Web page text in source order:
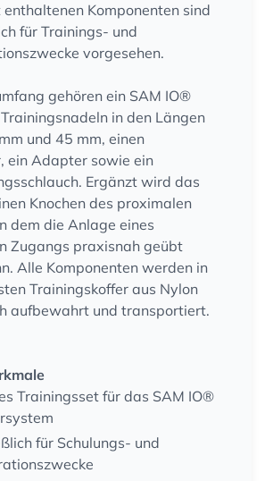
Komponenten sind
für Trainings- und
vorgesehen.
gehören ein SAM IO®
in den Längen
und 45 mm, einen
ein Adapter sowie ein
Ergänzt wird das
Knochen des proximalen
dem die Anlage eines
Zugangs praxisnah geübt
Alle Komponenten werden in
Trainingskoffer aus Nylon
aufbewahrt und transportiert.
Trainingsset für das SAM IO®
für Schulungs- und